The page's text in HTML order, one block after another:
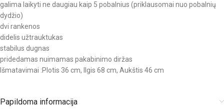
galima laikyti ne daugiau kaip 5 pobalnius (priklausomai nuo pobalnių
dydžio)
dvi rankenos
didelis užtrauktukas
stabilus dugnas
pridedamas nuimamas pakabinimo diržas
Išmatavimai :Plotis 36 cm, Ilgis 68 cm, Aukštis 46 cm
Papildoma informacija